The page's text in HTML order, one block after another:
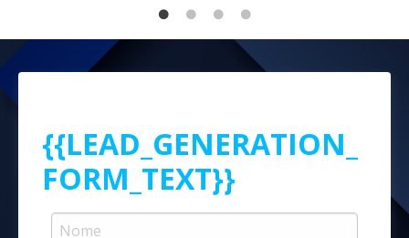
{{LEAD_GENERATION_
FORM_TEXT}}